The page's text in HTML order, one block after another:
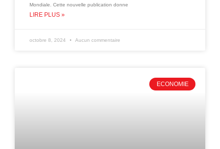
Mondiale. Cette nouvelle publication donne
LIRE PLUS »
octobre 8, 2024 Aucun commentaire
ECONOMIE